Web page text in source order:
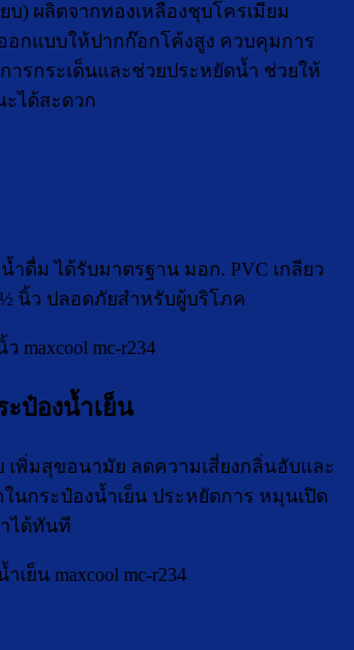
บ) ผลิตจากทองเหลืองชุบโครเมียม
กแบบให้ปากก๊อกโค้งสูง ควบคุมการ
ารกระเด็นและช่วยประหยัดน้ำ ช่วยให้
ได้สะดวก
ำดื่ม ได้รับมาตรฐาน มอก. PVC เกลียว
นิ้ว ปลอดภัยสำหรับผู้บริโภค
ป๋องน้ำเย็น
เพิ่มสุขอนามัย ลดความเสี่ยงกลิ่นอับและ
นกระป๋องน้ำเย็น ประหยัดการ หมุนเปิด
ได้ทันที